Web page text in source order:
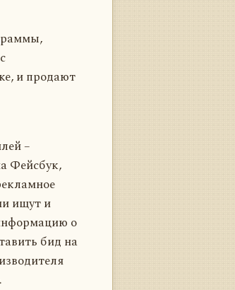
и продают
–
Фейсбук,
ищут и
о
бид на